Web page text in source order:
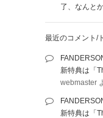
了、なんと
最近のコメント/
新特典は「
webmaster
新特典は「